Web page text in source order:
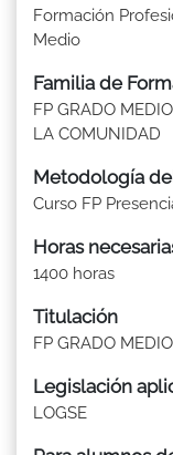
Formación
Medio
Familia de
FP GRADO
LA COMUNIDAD
Metodología
Curso FP
Horas
1400 horas
Titulación
FP GRADO MEDIO
Legislación
LOGSE